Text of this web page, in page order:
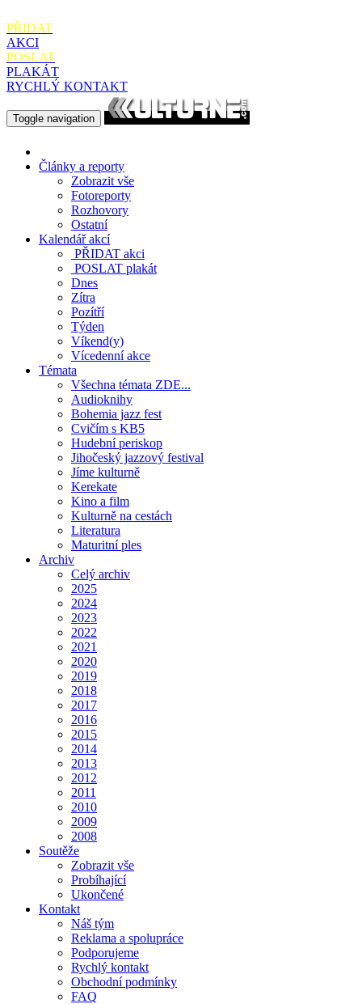
PŘIDAT
AKCI
POSLAT
PLAKÁT
RYCHLÝ KONTAKT
Toggle navigation
Články a reporty
Zobrazit vše
Fotoreporty
Rozhovory
Ostatní
Kalendář akcí
PŘIDAT akci
POSLAT plakát
Dnes
Zítra
Pozítří
Týden
Víkend(y)
Vícedenní akce
Témata
Všechna témata ZDE...
Audioknihy
Bohemia jazz fest
Cvičím s KB5
Hudební periskop
Jihočeský jazzový festival
Jíme kulturně
Kerekate
Kino a film
Kulturně na cestách
Literatura
Maturitní ples
Archiv
Celý archiv
2025
2024
2023
2022
2021
2020
2019
2018
2017
2016
2015
2014
2013
2012
2011
2010
2009
2008
Soutěže
Zobrazit vše
Probíhající
Ukončené
Kontakt
Náš tým
Reklama a spolupráce
Podporujeme
Rychlý kontakt
Obchodní podmínky
FAQ